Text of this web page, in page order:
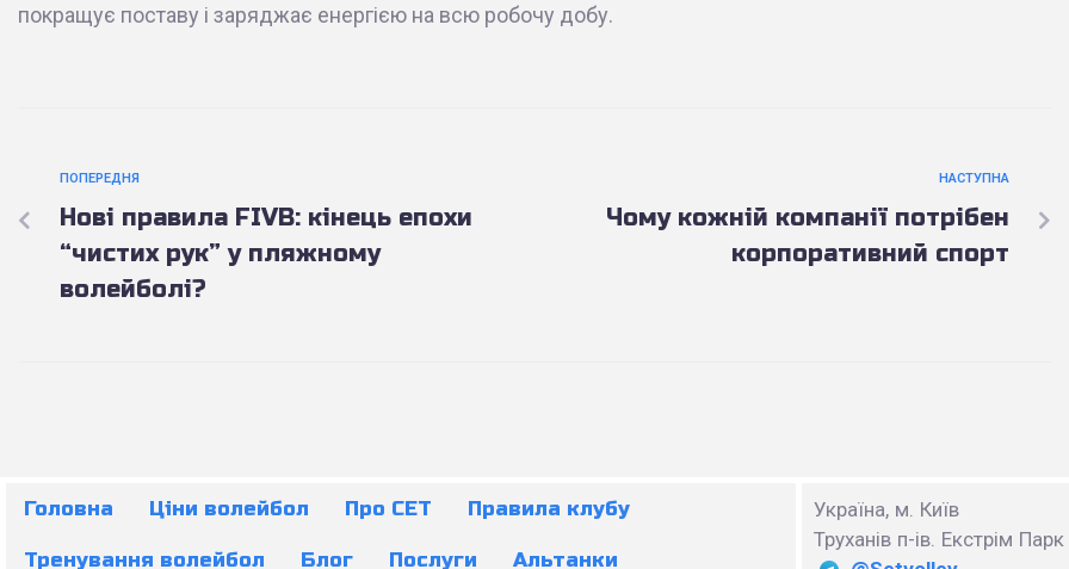
покращує поставу і заряджає енергією на всю робочу добу.
ПОПЕРЕДНЯ
Нові правила FIVB: кінець епохи
“чистих рук” у пляжному
волейболі?
НАСТУПНА
Чому кожній компанії потрібен
корпоративний спорт
Головна Ціни волейбол Про СЕТ Правила клубу
Тренування волейбол Блог Послуги Альтанки
Україна, м. Київ
Труханів п-ів. Екстрім Парк